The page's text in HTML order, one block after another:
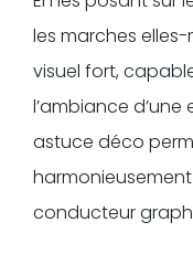
les marches
visuel fort,
l’ambiance d’une
astuce déco
conducteur